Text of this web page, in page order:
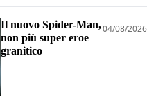
Il nuovo Spider-Man,
non più super eroe
granitico
04/08/2026